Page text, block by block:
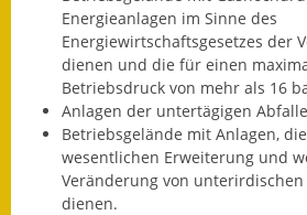
Energieanlagen im Sinne des
Energiewirtschaftsgesetzes der
dienen und die für einen
Betriebsdruck von mehr als 16
Anlagen der untertägigen
Betriebsgelände mit Anlagen,
wesentlichen Erweiterung und
Veränderung von
dienen.